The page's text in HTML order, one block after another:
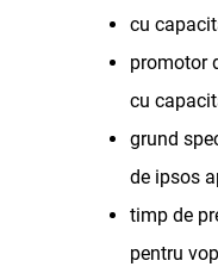
cu
promotor
cu
grund
de ipsos
timp de
pentru